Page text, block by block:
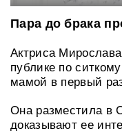
Пара до брака
Актриса
публике по
мамой в первый
Она разместила в
доказывают ее